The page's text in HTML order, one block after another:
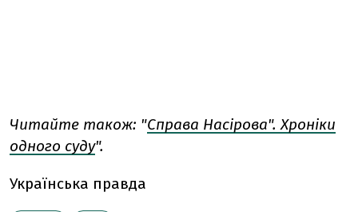
Читайте також: "Справа Насірова". Хроніки
одного суду".
Українська правда